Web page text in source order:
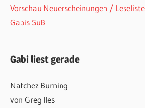
Vorschau Neuerscheinungen / Leseliste
Gabis SuB
Gabi liest gerade
Natchez Burning
von Greg Iles